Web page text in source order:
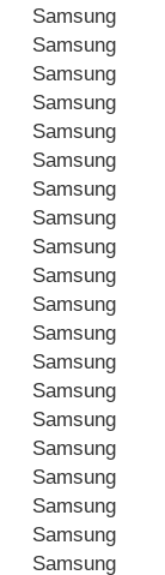
Samsung
Samsung
Samsung
Samsung
Samsung
Samsung
Samsung
Samsung
Samsung
Samsung
Samsung
Samsung
Samsung
Samsung
Samsung
Samsung
Samsung
Samsung
Samsung
Samsung